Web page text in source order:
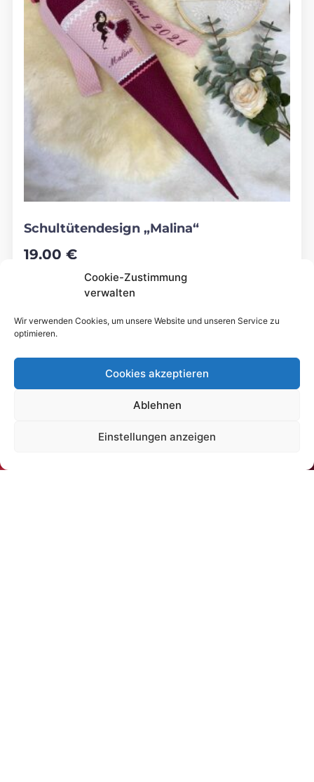
Cookie-Zustimmung
verwalten
Wir verwenden Cookies, um unsere Website und unseren Service zu
optimieren.
Cookies akzeptieren
Ablehnen
Einstellungen anzeigen
Schultütendesign „Malina“
19,00 €
€
Gemäß § 19 UStG wird keine Umsatzsteuer berechnet.